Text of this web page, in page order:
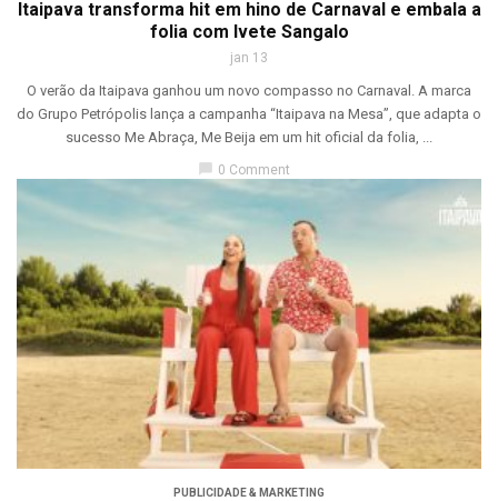
Itaipava transforma hit em hino de Carnaval e embala a
folia com Ivete Sangalo
jan 13
O verão da Itaipava ganhou um novo compasso no Carnaval. A marca
do Grupo Petrópolis lança a campanha “Itaipava na Mesa”, que adapta o
sucesso Me Abraça, Me Beija em um hit oficial da folia, ...
chat_bubble 0 Comment
PUBLICIDADE & MARKETING